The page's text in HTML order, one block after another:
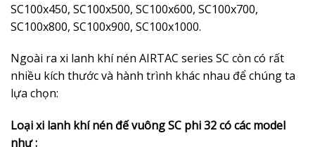
SC100x450, SC100x500, SC100x600, SC100x700,
SC100x800, SC100x900, SC100x1000.
Ngoài ra xi lanh khí nén AIRTAC series SC còn có rất
nhiều kích thước và hành trình khác nhau để chúng ta
lựa chọn:
Loại xi lanh khí nén đế vuông SC phi 32 có các model
như :